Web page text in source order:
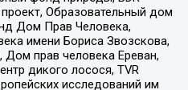
Образовательный дом
Дом Прав Человека,
имени Бориса Звозскова,
прав человека Ереван,
дикого лосося, TVR
исследований им